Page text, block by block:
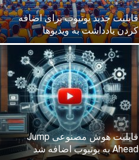
قابلیت جدید یوتیوب برای اضافه
کردن یادداشت به ویدیوها
قابلیت هوش مصنوعی Jump
Ahead به یوتیوب اضافه شد